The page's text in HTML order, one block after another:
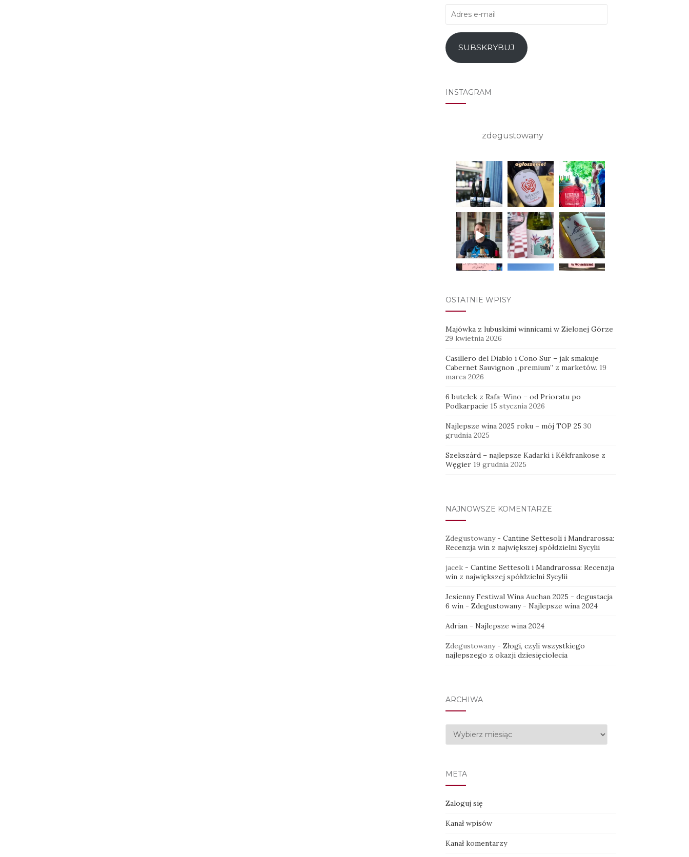
Adres
mail
SUBSKRYBUJ
INSTAGRAM
zdegustowany
WCZYTAJ WIĘCEJ...
OSTATNIE WPISY
Majówka z lubuskimi winnicami w Zielonej Górze
29 kwietnia 2026
Casillero del Diablo i Cono Sur – jak smakuje
Cabernet Sauvignon „premium” z marketów. 19
marca 2026
6 butelek z Rafa-Wino – od Prioratu po
Podkarpacie 15 stycznia 2026
Najlepsze wina 2025 roku – mój TOP 25 30
grudnia 2025
Szekszárd – najlepsze Kadarki i Kékfrankose z
Węgier 19 grudnia 2025
NAJNOWSZE KOMENTARZE
Zdegustowany- Cantine Settesoli i Mandrarossa:
Recenzja win z największej spółdzielni Sycylii
jacek- Cantine Settesoli i Mandrarossa: Recenzja
win z największej spółdzielni Sycylii
Jesienny Festiwal Wina Auchan 2025 - degustacja
6 win - Zdegustowany- Najlepsze wina 2024
Adrian- Najlepsze wina 2024
Zdegustowany- Złogi, czyli wszystkiego
najlepszego z okazji dziesięciolecia
ARCHIWA
Archiwa
META
Zaloguj się
Kanał wpisów
Kanał komentarzy